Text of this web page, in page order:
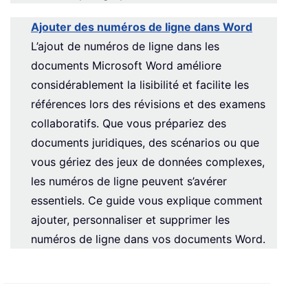
Ajouter des numéros de ligne dans Word
L’ajout de numéros de ligne dans les
documents Microsoft Word améliore
considérablement la lisibilité et facilite les
références lors des révisions et des examens
collaboratifs. Que vous prépariez des
documents juridiques, des scénarios ou que
vous gériez des jeux de données complexes,
les numéros de ligne peuvent s’avérer
essentiels. Ce guide vous explique comment
ajouter, personnaliser et supprimer les
numéros de ligne dans vos documents Word.